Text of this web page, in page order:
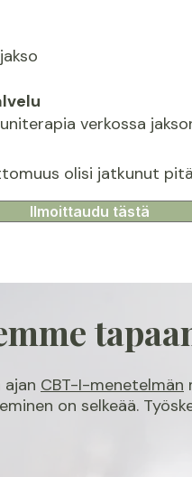
verkossa
olisi jatkunut
Ilmoittaudu tästä
CBT-I-menetelmän
on selkeää.